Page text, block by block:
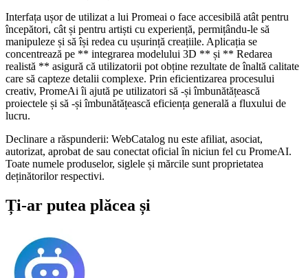
Interfața ușor de utilizat a lui Promeai o face accesibilă atât pentru
începători, cât și pentru artiști cu experiență, permițându-le să
manipuleze și să își redea cu ușurință creațiile. Aplicația se
concentrează pe ** integrarea modelului 3D ** și ** Redarea
realistă ** asigură că utilizatorii pot obține rezultate de înaltă calitate
care să capteze detalii complexe. Prin eficientizarea procesului
creativ, PromeAi îi ajută pe utilizatori să -și îmbunătățească
proiectele și să -și îmbunătățească eficiența generală a fluxului de
lucru.
Declinare a răspunderii: WebCatalog nu este afiliat, asociat,
autorizat, aprobat de sau conectat oficial în niciun fel cu PromeAI.
Toate numele produselor, siglele și mărcile sunt proprietatea
deținătorilor respectivi.
Ți-ar putea plăcea și